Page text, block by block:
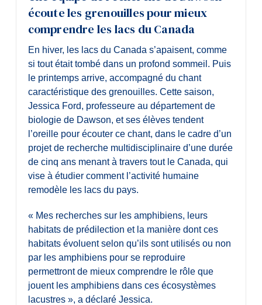
écoute les grenouilles pour mieux
comprendre les lacs du Canada
En hiver, les lacs du Canada s’apaisent, comme
si tout était tombé dans un profond sommeil. Puis
le printemps arrive, accompagné du chant
caractéristique des grenouilles. Cette saison,
Jessica Ford, professeure au département de
biologie de Dawson, et ses élèves tendent
l’oreille pour écouter ce chant, dans le cadre d’un
projet de recherche multidisciplinaire d’une durée
de cinq ans menant à travers tout le Canada, qui
vise à étudier comment l’activité humaine
remodèle les lacs du pays.
« Mes recherches sur les amphibiens, leurs
habitats de prédilection et la manière dont ces
habitats évoluent selon qu’ils sont utilisés ou non
par les amphibiens pour se reproduire
permettront de mieux comprendre le rôle que
jouent les amphibiens dans ces écosystèmes
lacustres », a déclaré Jessica.